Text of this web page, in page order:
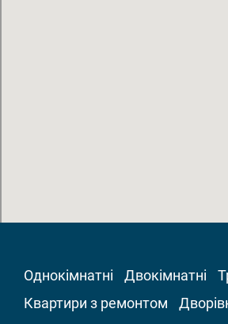
Однокімнатні Двокімнатні
Квартири з ремонтом